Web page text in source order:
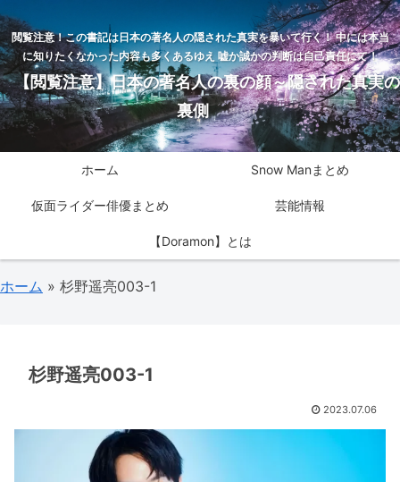
閲覧注意！この書記は日本の著名人の隠された真実を暴いて行く！ 中には本当
に知りたくなかった内容も多くあるゆえ 嘘か誠かの判断は自己責任にて！
【閲覧注意】日本の著名人の裏の顔～隠された真実の
裏側
ホーム Snow Manまとめ
仮面ライダー俳優まとめ 芸能情報
【Doramon】とは
ホーム » 杉野遥亮003-1
杉野遥亮003-1
2023.07.06